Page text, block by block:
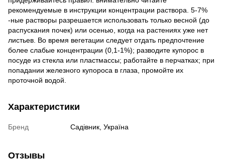
рекомендуемые в инструкции концентрации раствора. 5-7%
-ные растворы разрешается использовать только весной (до
распускания почек) или осенью, когда на растениях уже нет
листьев. Во время вегетации следует отдать предпочтение
более слабые концентрации (0,1-1%); разводите купорос в
посуде из стекла или пластмассы; работайте в перчатках; при
попадании железного купороса в глаза, промойте их
проточной водой.
Характеристики
Бренд Садівник, Україна
Отзывы